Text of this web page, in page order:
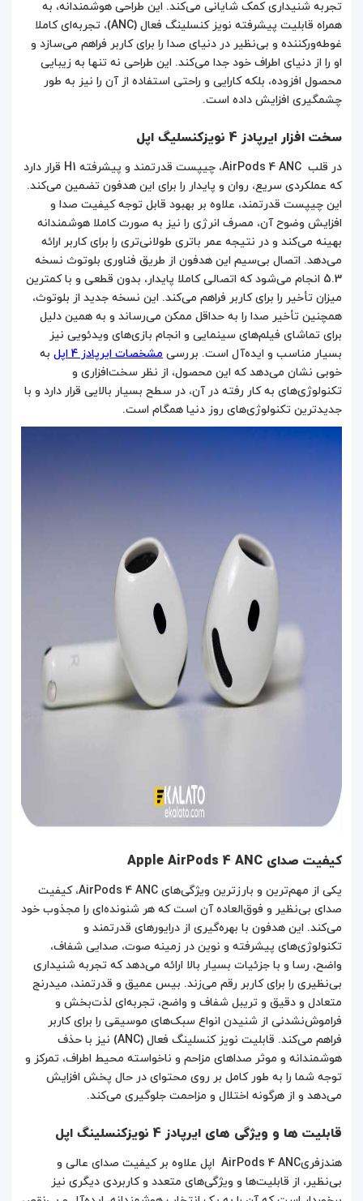
تجربه شنیداری کمک شایانی می‌کند. این طراحی هوشمندانه، به
همراه قابلیت پیشرفته نویز کنسلینگ فعال (ANC)، تجربه‌ای کاملا
غوطه‌ورکننده و بی‌نظیر در دنیای صدا را برای کاربر فراهم می‌سازد و
او را از دنیای اطراف خود جدا می‌کند. این طراحی نه تنها به زیبایی
محصول افزوده، بلکه کارایی و راحتی استفاده از آن را نیز به طور
چشمگیری افزایش داده است.
سخت افزار ایرپادز 4 نویزکنسلیگ اپل
در قلب AirPods 4 ANC، چیپست قدرتمند و پیشرفته H1 قرار دارد
که عملکردی سریع، روان و پایدار را برای این هدفون تضمین می‌کند.
این چیپست قدرتمند، علاوه بر بهبود قابل توجه کیفیت صدا و
افزایش وضوح آن، مصرف انرژی را نیز به صورت کاملا هوشمندانه
بهینه می‌کند و در نتیجه عمر باتری طولانی‌تری را برای کاربر ارائه
می‌دهد. اتصال بی‌سیم این هدفون از طریق فناوری بلوتوث نسخه
5.3 انجام می‌شود که اتصالی کاملا پایدار، بدون قطعی و با کمترین
میزان تأخیر را برای کاربر فراهم می‌کند. این نسخه جدید از بلوتوث،
همچنین تأخیر صدا را به حداقل ممکن می‌رساند و به همین دلیل
برای تماشای فیلم‌های سینمایی و انجام بازی‌های ویدئویی نیز
بسیار مناسب و ایده‌آل است. بررسیمشخصات ایرپادز 4 اپل
به
خوبی نشان می‌دهد که این محصول، از نظر سخت‌افزاری و
تکنولوژی‌های به کار رفته در آن، در سطح بسیار بالایی قرار دارد و با
جدیدترین تکنولوژی‌های روز دنیا همگام است.
کیفیت صدای Apple AirPods 4 ANC
یکی از مهم‌ترین و بارزترین ویژگی‌های AirPods 4 ANC، کیفیت
صدای بی‌نظیر و فوق‌العاده آن است که هر شنونده‌ای را مجذوب خود
می‌کند. این هدفون با بهره‌گیری از درایورهای قدرتمند و
تکنولوژی‌های پیشرفته و نوین در زمینه صوت، صدایی شفاف،
واضح، رسا و با جزئیات بسیار بالا ارائه می‌دهد که تجربه شنیداری
بی‌نظیری را برای کاربر رقم می‌زند. بیس عمیق و قدرتمند، میدرنج
متعادل و دقیق و تریبل شفاف و واضح، تجربه‌ای لذت‌بخش و
فراموش‌نشدنی از شنیدن انواع سبک‌های موسیقی را برای کاربر
فراهم می‌کند. قابلیت نویز کنسلینگ فعال (ANC) نیز با حذف
هوشمندانه و موثر صداهای مزاحم و ناخواسته محیط اطراف، تمرکز و
توجه شما را به طور کامل بر روی محتوای در حال پخش افزایش
می‌دهد و از هرگونه اختلال و مزاحمت جلوگیری می‌کند.
قابلیت ها و ویژگی های ایرپادز 4 نویزکنسلینگ اپل
هندزفریAirPods 4 ANC اپل علاوه بر کیفیت صدای عالی و
بی‌نظیر، از قابلیت‌ها و ویژگی‌های متعدد و کاربردی دیگری نیز